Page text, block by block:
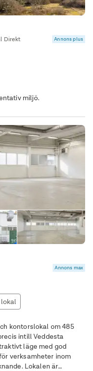
Direkt Annons plus
miljö.
Annons max
kontorslokal om 485
intill Veddesta
läge med god
verksamheter inom
är